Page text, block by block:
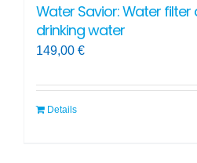
Water Savior: Water
drinking water
149,00 €
Details